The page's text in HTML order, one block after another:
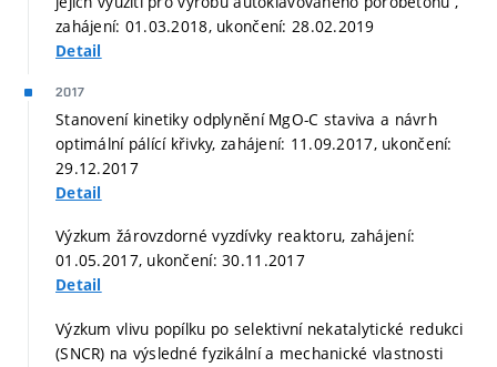
zahájení: 01.03.2018, ukončení: 28.02.2019
Detail
2017
Stanovení kinetiky odplynění MgO-C staviva a návrh
optimální pálící křivky, zahájení: 11.09.2017, ukončení:
29.12.2017
Detail
Výzkum žárovzdorné vyzdívky reaktoru, zahájení:
01.05.2017, ukončení: 30.11.2017
Detail
Výzkum vlivu popílku po selektivní nekatalytické redukci
(SNCR) na výsledné fyzikální a mechanické vlastnosti